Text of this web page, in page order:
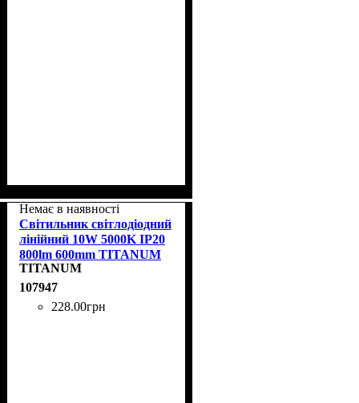
Немає в наявності
Світильник світлодіодний
лінійний 10W 5000K IP20
800lm 600mm TITANUM
TL-T5-10065
TITANUM
107947
228.00грн